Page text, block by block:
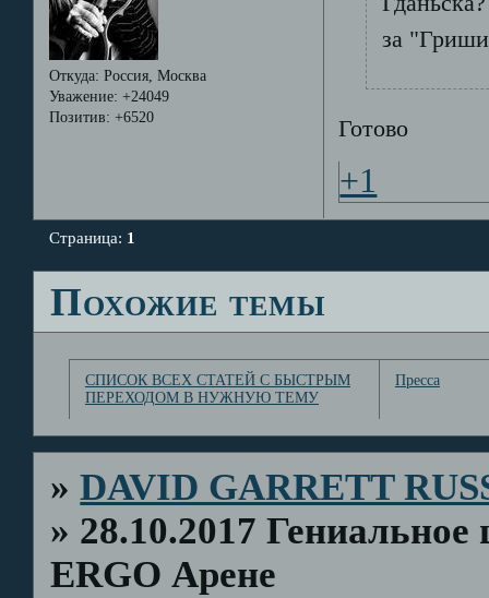
Откуда: Россия, Москва
Уважение: +24049
Позитив: +6520
за
Готово
+1
Страница: 1
Похожие темы
СПИСОК ВСЕХ СТАТЕЙ С БЫСТРЫМ
ПЕРЕХОДОМ В НУЖНУЮ ТЕМУ
Пресса
»DAVID GARRETT
» 28.10.2017
ERGO Арене